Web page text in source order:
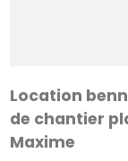
Location
de chantier
Maxime